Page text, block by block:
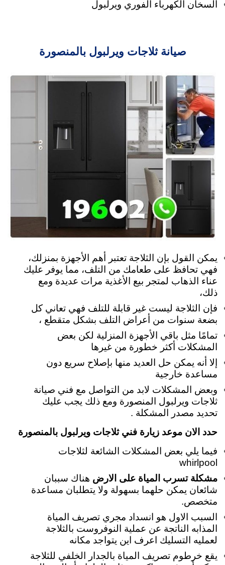
السخان الكهرباء الفوري ويرلبول
صيانة ثلاجات ويرلبول بالمنصورة
يمكن القول بإن الثلاجة تعتبر أهم الأجهزة بمنزلك،
فهي تحافظ على طعامك من التلف، مما يوفر عليك
عناء الذهاب لمتجر بيع الأغذية مرات عديدة ومع
ذلك،
فإن الثلاجة ليست غير قابلة للتلف فهي تعاني كل
بضعة سنوات من أعراض التلف بشكل متقطع ،
تمامًا مثل باقي الأجهزة المنزلية لكن بعض
المشكلات أكثر خطورة من غيرها
إلا أنه يمكن حل العديد منها بإصلاح سريع دون
مساعدة خارجية
وبعض المشكلات لابد من التواصل مع فني صيانة
ثلاجات ويرلبول المنصورة ومع ذلك يجب عليك
تحديد مصدر المشكلة .
حدد الان موعد زيارة فني ثلاجات ويرلبول بالمنصورة
فيما يلي بعض المشكلات الشائعة لثلاجات
whirlpool
مشكلة تسرب المياة على الارض هناك سببان
شائعان يمكن حلهما بسهولة ولا يتطلبان مساعدة
متخصص.
السبب الاول هو انسداد مجري تصريف المياة
المذابه الناتجة عن عملية النوفروست بالثلاجة
لعمليه التسليك اعرف اين يتواجد مكانه
يقع خرطوم تصريف المياة بالجدار الخلفي للثلاجة